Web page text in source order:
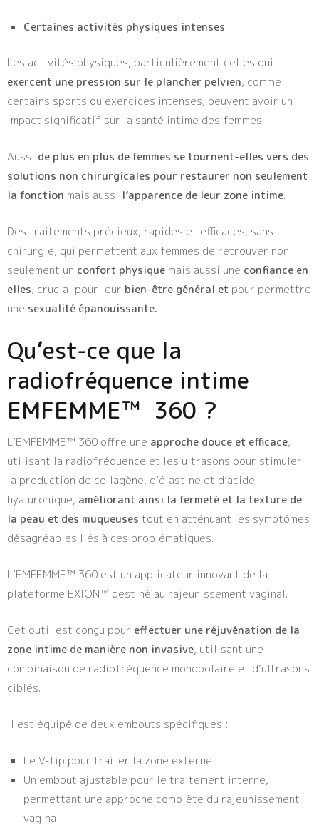
Certaines activités physiques intenses
Les activités physiques, particulièrement celles qui
exercent une pression sur le plancher pelvien, comme
certains sports ou exercices intenses, peuvent avoir un
impact significatif sur la santé intime des femmes.
Aussi de plus en plus de femmes se tournent-elles vers des
solutions non chirurgicales pour restaurer non seulement
la fonction mais aussi l’apparence de leur zone intime.
Des traitements précieux, rapides et efficaces, sans
chirurgie, qui permettent aux femmes de retrouver non
seulement un confort physique mais aussi une confiance en
elles, crucial pour leur bien-être général et pour permettre
une sexualité épanouissante.
Qu’est-ce que la
radiofréquence intime
EMFEMME™ 360 ?
L’EMFEMME™ 360 offre une approche douce et efficace,
utilisant la radiofréquence et les ultrasons pour stimuler
la production de collagène, d’élastine et d’acide
hyaluronique, améliorant ainsi la fermeté et la texture de
la peau et des muqueuses tout en atténuant les symptômes
désagréables liés à ces problématiques.
L’EMFEMME™ 360 est un applicateur innovant de la
plateforme EXION™ destiné au rajeunissement vaginal.
Cet outil est conçu pour effectuer une réjuvénation de la
zone intime de manière non invasive, utilisant une
combinaison de radiofréquence monopolaire et d’ultrasons
ciblés.
Il est équipé de deux embouts spécifiques :
Le V-tip pour traiter la zone externe
Un embout ajustable pour le traitement interne,
permettant une approche complète du rajeunissement
vaginal.